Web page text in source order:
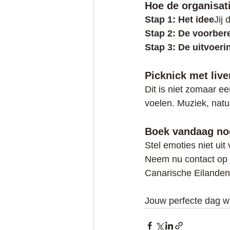
Hoe de
Stap 1: Het ideeJij
Stap 2: De
Stap 3: De
Picknick met
Dit is niet zomaar
voelen. Muziek,
Boek vandaag
Stel emoties niet uit
Neem nu contact
Canarische
Jouw perfecte dag